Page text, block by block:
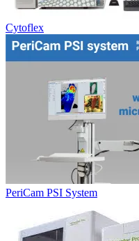
Cytoflex
PeriCam PSI System